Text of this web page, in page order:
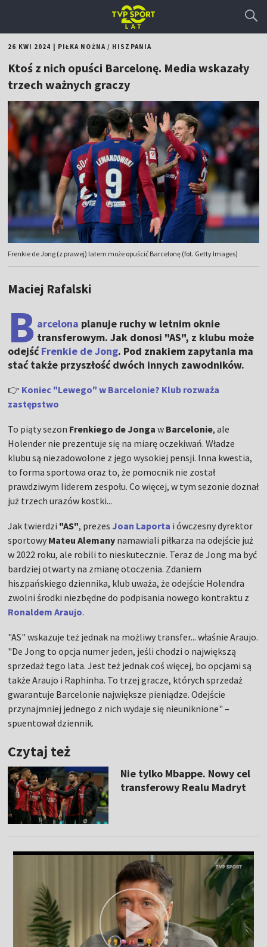
26 KWI 2024 PIŁKA NOŻNA/ HISZPANIA
Ktoś z nich opuści Barcelonę. Media wskazały
trzech ważnych graczy
Frenkie de Jong (z prawej) latem może opuścić Barcelonę (fot. Getty Images)
Maciej Rafalski
B arcelona planuje ruchy w letnim oknie
transferowym. Jak donosi "AS", z klubu może
odejśćFrenkie de Jong. Pod znakiem zapytania ma
stać także przyszłość dwóch innych zawodników.
👉 Koniec "Lewego" w Barcelonie? Klub rozważa
zastępstwo
To piąty sezon Frenkiego de Jonga w Barcelonie, ale
Holender nie prezentuje się na miarę oczekiwań. Władze
klubu są niezadowolone z jego wysokiej pensji. Inna kwestia,
to forma sportowa oraz to, że pomocnik nie został
prawdziwym liderem zespołu. Co więcej, w tym sezonie doznał
już trzech urazów kostki...
Jak twierdzi "AS", prezes Joan Laporta i ówczesny dyrektor
sportowy Mateu Alemany namawiali piłkarza na odejście już
w 2022 roku, ale robili to nieskutecznie. Teraz de Jong ma być
bardziej otwarty na zmianę otoczenia. Zdaniem
hiszpańskiego dziennika, klub uważa, że odejście Holendra
zwolni środki niezbędne do podpisania nowego kontraktu z
Ronaldem Araujo.
"AS" wskazuje też jednak na możliwy transfer... właśnie Araujo.
"De Jong to opcja numer jeden, jeśli chodzi o największą
sprzedaż tego lata. Jest też jednak coś więcej, bo opcjami są
także Araujo i Raphinha. To trzej gracze, których sprzedaż
gwarantuje Barcelonie największe pieniądze. Odejście
przynajmniej jednego z nich wydaje się nieuniknione" –
spuentował dziennik.
Czytaj też
Nie tylko Mbappe. Nowy cel
transferowy Realu Madryt